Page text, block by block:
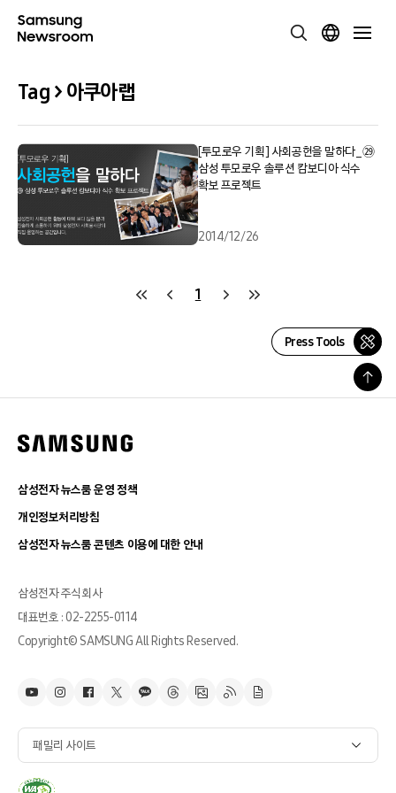
Tag > 아쿠아랩
[투모로우 기획] 사회공헌을 말하다_㉙
삼성 투모로우 솔루션 캄보디아 식수
확보 프로젝트
2014/12/26
1
Press Tools
삼성전자 뉴스룸 운영 정책
개인정보처리방침
삼성전자 뉴스룸 콘텐츠 이용에 대한 안내
삼성전자 주식회사
대표번호 : 02-2255-0114
Copyright© SAMSUNG All Rights Reserved.
패밀리 사이트